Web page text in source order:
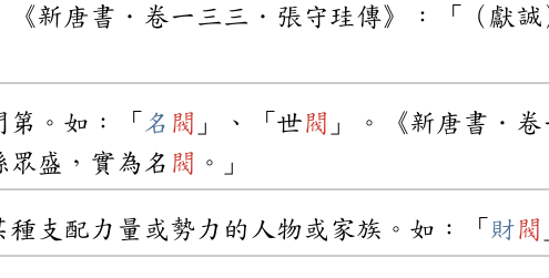
《新唐書．卷一三三．張守珪傳》：「（獻
。如：「 名 閥 」、「世閥 」。《新唐書．
眾盛，實為名 閥 。」
種支配力量或勢力的人物或家族。如：「 財閥